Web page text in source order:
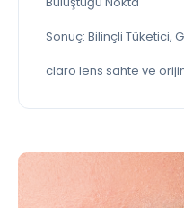
Sonuç: Bilinçli Tüketici,
claro lens sahte ve